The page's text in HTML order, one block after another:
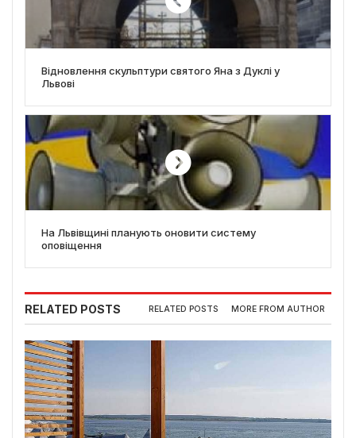
Відновлення скульптури святого Яна з Дуклі у
Львові
На Львівщині планують оновити систему
оповіщення
RELATED POSTS RELATED POSTS MORE FROM AUTHOR